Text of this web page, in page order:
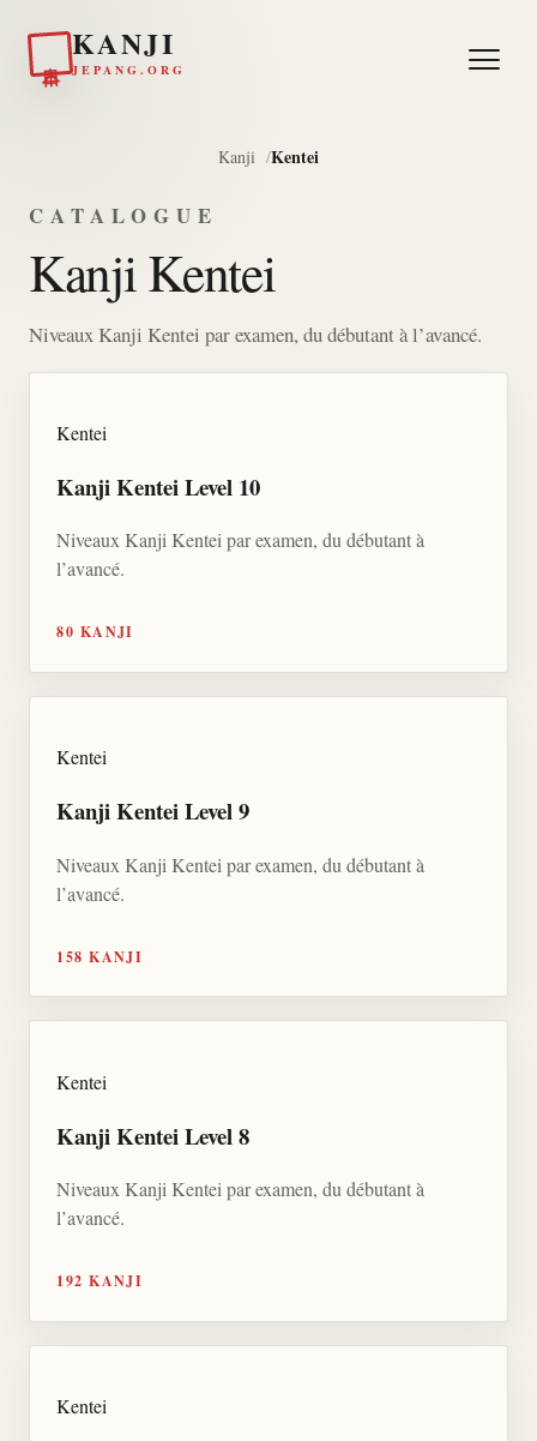
KANJI
JEPANG.ORG
Kanji Kentei
CATALOGUE
Kanji Kentei
Niveaux Kanji Kentei par examen, du débutant à l’avancé.
Kentei
Kanji Kentei Level 10
Niveaux Kanji Kentei par examen, du débutant à
l’avancé.
80 KANJI
Kentei
Kanji Kentei Level 9
Niveaux Kanji Kentei par examen, du débutant à
l’avancé.
158 KANJI
Kentei
Kanji Kentei Level 8
Niveaux Kanji Kentei par examen, du débutant à
l’avancé.
192 KANJI
Kentei